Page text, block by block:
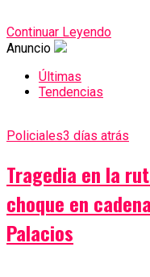
Continuar Leyendo
Anuncio
Últimas
Tendencias
Policiales3 días atrás
Tragedia en la
choque en
Palacios